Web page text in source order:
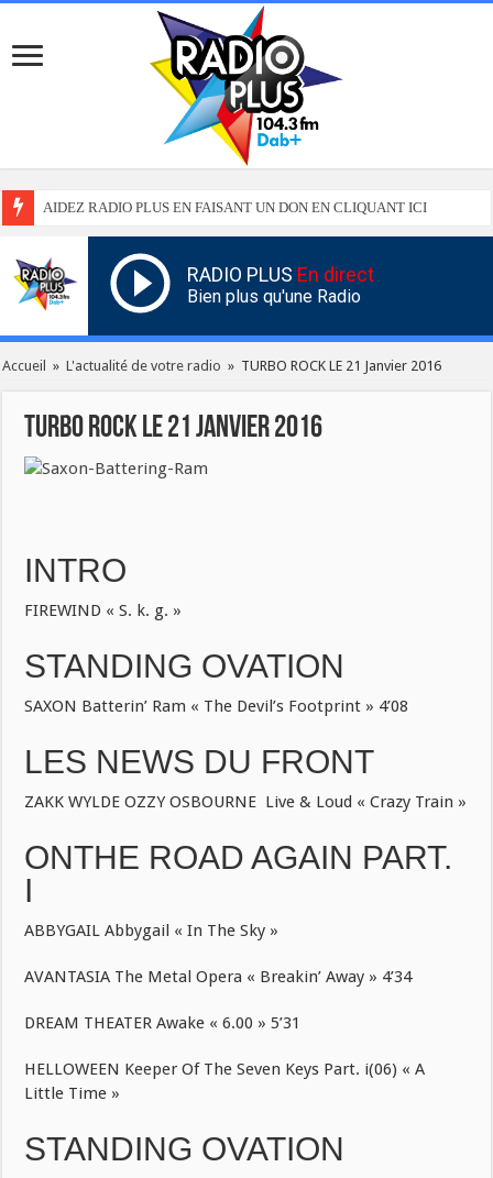
AIDEZ RADIO PLUS EN FAISANT UN DON EN CLIQUANT ICI
RADIO PLUS En direct
Bien plus qu'une Radio
Accueil » L'actualité de votre radio » TURBO ROCK LE 21 Janvier 2016
TURBO ROCK LE 21 Janvier 2016
INTRO
FIREWIND « S. k. g. »
STANDING OVATION
SAXON Batterin’ Ram « The Devil’s Footprint » 4’08
LES NEWS DU FRONT
ZAKK WYLDE OZZY OSBOURNE Live & Loud « Crazy Train »
ONTHE ROAD AGAIN PART.
I
ABBYGAIL Abbygail « In The Sky »
AVANTASIA The Metal Opera « Breakin’ Away » 4’34
DREAM THEATER Awake « 6.00 » 5’31
HELLOWEEN Keeper Of The Seven Keys Part. i(06) « A
Little Time »
STANDING OVATION